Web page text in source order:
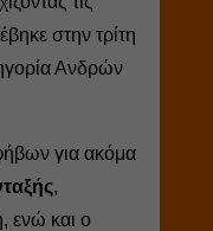
στην τρίτη
Ανδρών
για ακόμα
,
ενώ και ο